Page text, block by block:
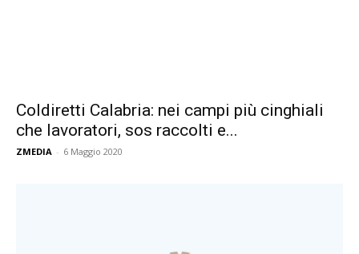
Coldiretti Calabria: nei campi più cinghiali
che lavoratori, sos raccolti e...
ZMEDIA - 6 Maggio 2020